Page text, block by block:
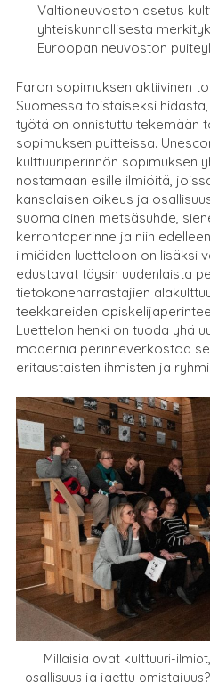
Valtioneuvoston asetus
yhteiskunnallisesta
Euroopan neuvoston
Faron sopimuksen aktiivinen
Suomessa toistaiseksi
työtä on onnistuttu tekemään
sopimuksen puitteissa.
kulttuuriperinnön sopimuksen
nostamaan esille ilmiöitä,
kansalaisen oikeus ja
suomalainen metsäsuhde,
kerrontaperinne ja niin
ilmiöiden luetteloon on lisäksi
edustavat täysin uudenlaista
tietokoneharrastajien
teekkareiden
Luettelon henki on tuoda yhä
modernia perinneverkostoa
eritaustaisten ihmisten ja
Millaisia ovat kulttuuri-
osallisuus ja jaettu